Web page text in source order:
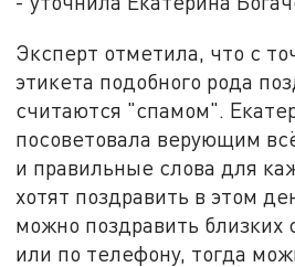
Эксперт отметила, что с
этикета подобного рода
считаются "спамом".
посоветовала верующим
и правильные слова для
хотят поздравить в этом
можно поздравить близких
или по телефону, тогда